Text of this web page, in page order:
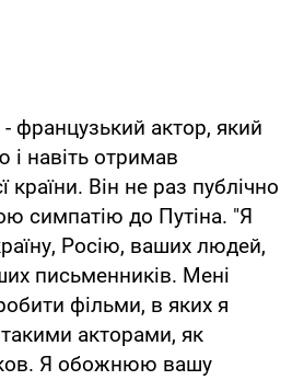
- французький актор, який
і навіть отримав
країни. Він не раз публічно
симпатію до Путіна. "Я
Росію, ваших людей,
письменників. Мені
фільми, в яких я
акторами, як
Я обожнюю вашу